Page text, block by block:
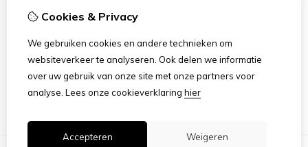
Bestelhistorie
Klantenservice
Contact
Retourneren
Sitemap
Cookies & Privacy
We gebruiken cookies en andere technieken om
websiteverkeer te analyseren. Ook delen we informatie
over uw gebruik van onze site met onze partners voor
analyse. Lees onze cookieverklaring hier
Accepteren Weigeren